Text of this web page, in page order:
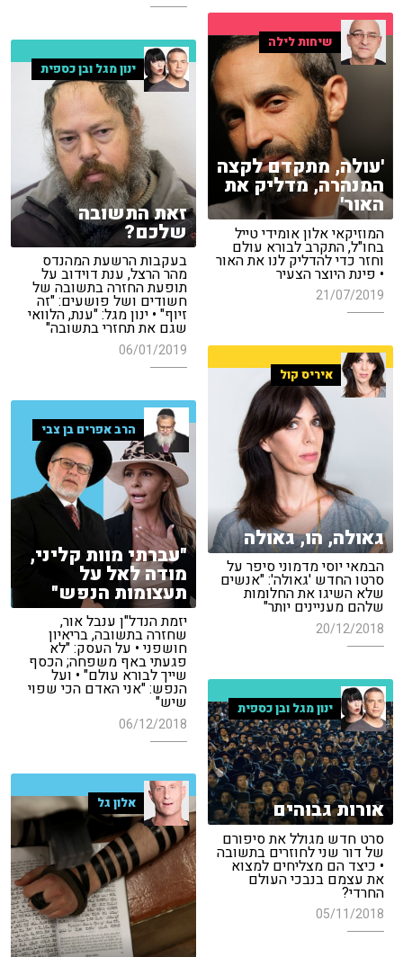
שיחות לילה
'עולה, מתקדם לקצה
המנהרה, מדליק את
האור'
המוזיקאי אלון אומידי טייל
בחו"ל, התקרב לבורא עולם
וחזר כדי להדליק לנו את האור
• פינת היוצר הצעיר
21/07/2019
ינון מגל ובן כספית
זאת התשובה
שלכם?
בעקבות הרשעת המהנדס
מהר הרצל, ענת דוידוב על
תופעת החזרה בתשובה של
חשודים ושל פושעים: "זה
זיוף" • ינון מגל: "ענת, הלוואי
שגם את תחזרי בתשובה"
06/01/2019
איריס קול
גאולה, הו, גאולה
הבמאי יוסי מדמוני סיפר על
סרטו החדש 'גאולה': "אנשים
שלא השיגו את החלומות
שלהם מעניינים יותר"
20/12/2018
הרב אפרים בן צבי
"עברתי מוות קליני,
מודה לאל על
תעצומות הנפש"
יזמת הנדל"ן ענבל אור,
שחזרה בתשובה, בריאיון
חושפני • על העסק: "לא
פגעתי באף משפחה; הכסף
שייך לבורא עולם" • ועל
הנפש: "אני האדם הכי שפוי
שיש"
06/12/2018
ינון מגל ובן כספית
אורות גבוהים
סרט חדש מגולל את סיפורם
של דור שני לחוזרים בתשובה
• כיצד הם מצליחים למצוא
את עצמם בנבכי העולם
החרדי?
05/11/2018
אלון גל